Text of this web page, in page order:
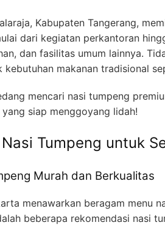
Kabupaten Tangerang,
dari kegiatan perkantoran
dan fasilitas umum lainnya.
kebutuhan makanan tradisional
mencari nasi tumpeng
siap menggoyang lidah!
Tumpeng untuk
Murah dan Berkualitas
menawarkan beragam menu
beberapa rekomendasi nasi